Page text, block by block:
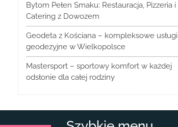
Bytom Pełen Smaku: Restauracja, Pizzeria i
Catering z Dowozem
Geodeta z Kościana – kompleksowe usługi
geodezyjne w Wielkopolsce
Mastersport – sportowy komfort w każdej
odsłonie dla całej rodziny